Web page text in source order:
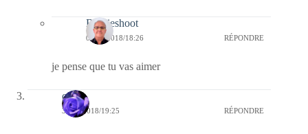
Bernieshoot
02/02/2018/18:26 RÉPONDRE
je pense que tu vas aimer
covix
31/01/2018/19:25 RÉPONDRE